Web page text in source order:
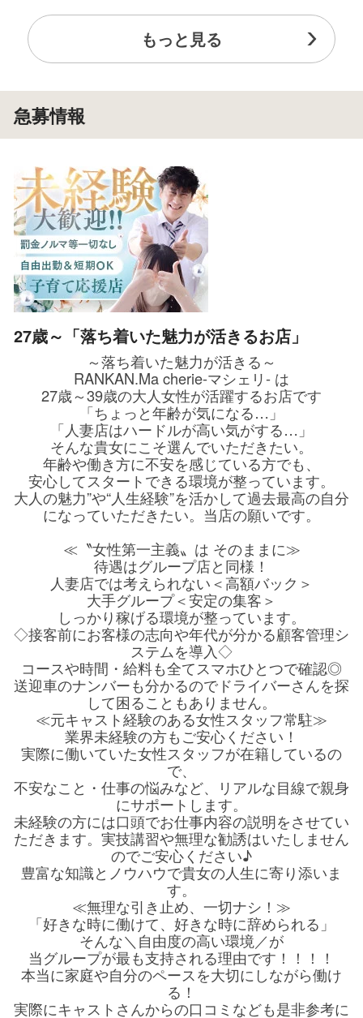
もっと見る
急募情報
27歳～「落ち着いた魅力が活きるお店」
～落ち着いた魅力が活きる～
RANKAN.Ma cherie-マシェリ- は
27歳～39歳の大人女性が活躍するお店です
「ちょっと年齢が気になる…」
「人妻店はハードルが高い気がする…」
そんな貴女にこそ選んでいただきたい。
年齢や働き方に不安を感じている方でも、
安心してスタートできる環境が整っています。
大人の魅力”や“人生経験”を活かして過去最高の自分
になっていただきたい。当店の願いです。
≪〝女性第一主義〟は そのままに≫
待遇はグループ店と同様！
人妻店では考えられない＜高額バック＞
大手グループ＜安定の集客＞
しっかり稼げる環境が整っています。
◇接客前にお客様の志向や年代が分かる顧客管理シ
ステムを導入◇
コースや時間・給料も全てスマホひとつで確認◎
送迎車のナンバーも分かるのでドライバーさんを探
して困ることもありません。
≪元キャスト経験のある女性スタッフ常駐≫
業界未経験の方もご安心ください！
実際に働いていた女性スタッフが在籍しているの
で、
不安なこと・仕事の悩みなど、リアルな目線で親身
にサポートします。
未経験の方には口頭でお仕事内容の説明をさせてい
ただきます。実技講習や無理な勧誘はいたしません
のでご安心ください♪
豊富な知識とノウハウで貴女の人生に寄り添いま
す。
≪無理な引き止め、一切ナシ！≫
「好きな時に働けて、好きな時に辞められる」
そんな＼自由度の高い環境／が
当グループが最も支持される理由です！！！！
本当に家庭や自分のペースを大切にしながら働け
る！
実際にキャストさんからの口コミなども是非参考に